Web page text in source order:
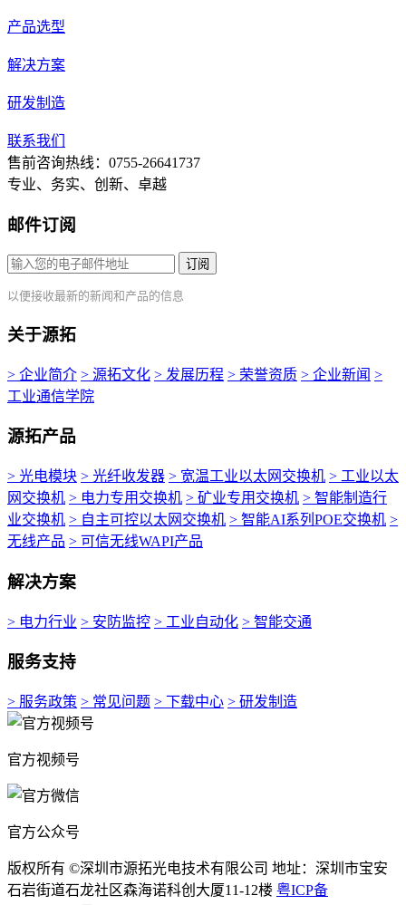
产品选型
解决方案
研发制造
联系我们
售前咨询热线：0755-26641737
专业、务实、创新、卓越
邮件订阅
订阅
以便接收最新的新闻和产品的信息
关于源拓
> 企业简介 > 源拓文化 > 发展历程 > 荣誉资质 > 企业新闻 >
工业通信学院
源拓产品
> 光电模块 > 光纤收发器 > 宽温工业以太网交换机 > 工业以太
网交换机 > 电力专用交换机 > 矿业专用交换机 > 智能制造行
业交换机 > 自主可控以太网交换机 > 智能AI系列POE交换机 >
无线产品 > 可信无线WAPI产品
解决方案
> 电力行业 > 安防监控 > 工业自动化 > 智能交通
服务支持
> 服务政策 > 常见问题 > 下载中心 > 研发制造
官方视频号
官方公众号
版权所有 ©深圳市源拓光电技术有限公司 地址：深圳市宝安
石岩街道石龙社区森海诺科创大厦11-12楼 粤ICP备